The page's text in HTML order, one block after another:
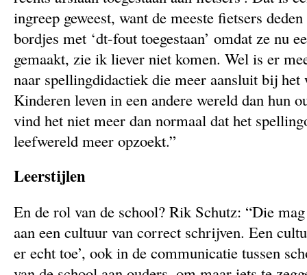
ingreep geweest, want de meeste fietsers
bordjes met ‘dt-fout toegestaan’ omdat ze nu
gemaakt, zie ik liever niet komen. Wel is er
naar spellingdidactiek die meer aansluit bij het
Kinderen leven in een andere wereld dan hun
vind het niet meer dan normaal dat het
leefwereld meer opzoekt.”
Leerstijlen
En de rol van de school? Rik Schutz: “Die
aan een cultuur van correct schrijven. Een
er echt toe’, ook in de communicatie tussen